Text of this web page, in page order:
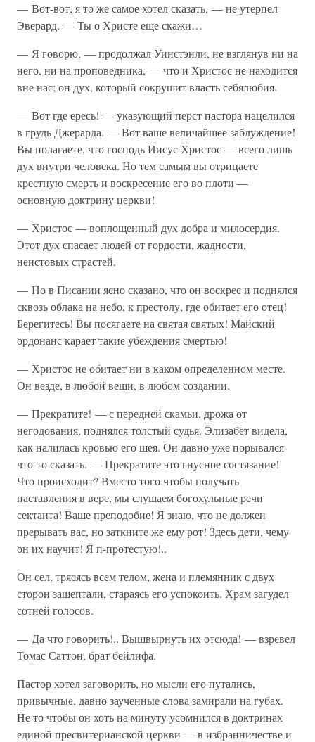
— Вот-вот, я то же самое хотел сказать, — не утерпел
Эверард. — Ты о Христе еще скажи…
— Я говорю, — продолжал Уинстэнли, не взглянув ни на
него, ни на проповедника, — что и Христос не находится
вне нас; он дух, который сокрушит власть себялюбия.
— Вот где ересь! — указующий перст пастора нацелился
в грудь Джерарда. — Вот ваше величайшее заблуждение!
Вы полагаете, что господь Иисус Христос — всего лишь
дух внутри человека. Но тем самым вы отрицаете
крестную смерть и воскресение его во плоти —
основную доктрину церкви!
— Христос — воплощенный дух добра и милосердия.
Этот дух спасает людей от гордости, жадности,
неистовых страстей.
— Но в Писании ясно сказано, что он воскрес и поднялся
сквозь облака на небо, к престолу, где обитает его отец!
Берегитесь! Вы посягаете на святая святых! Майский
ордонанс карает такие убеждения смертью!
— Христос не обитает ни в каком определенном месте.
Он везде, в любой вещи, в любом создании.
— Прекратите! — с передней скамьи, дрожа от
негодования, поднялся толстый судья. Элизабет видела,
как налилась кровью его шея. Он давно уже порывался
что-то сказать. — Прекратите это гнусное состязание!
Что происходит? Вместо того чтобы получать
наставления в вере, мы слушаем богохульные речи
сектанта! Ваше преподобие! Я знаю, что не должен
прерывать вас, но заткните же ему рот! Здесь дети, чему
он их научит! Я п-протестую!..
Он сел, трясясь всем телом, жена и племянник с двух
сторон зашептали, стараясь его успокоить. Храм загудел
сотней голосов.
— Да что говорить!.. Вышвырнуть их отсюда! — взревел
Томас Саттон, брат бейлифа.
Пастор хотел заговорить, но мысли его путались,
привычные, давно заученные слова замирали на губах.
Не то чтобы он хоть на минуту усомнился в доктринах
единой пресвитерианской церкви — в избранничестве и